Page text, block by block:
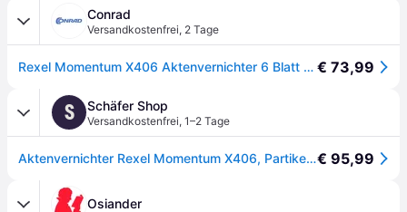
Conrad
Versandkostenfrei, 2 Tage
Rexel Momentum X406 Aktenvernichter 6 Blatt Mikroschnitt 4 x 28 mm P-4 15 l - [Schwarz] € 73,99
S Schäfer Shop
Versandkostenfrei, 1–2 Tage
Aktenvernichter Rexel Momentum X406, Partikelschnitt 4 x 28 mm, P-4, 15 l, 6 Blatt Schnittleistung€ 95,99
Osiander